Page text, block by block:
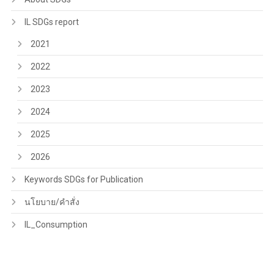
IL SDGs report
2021
2022
2023
2024
2025
2026
Keywords SDGs for Publication
นโยบาย/คำสั่ง
IL_Consumption